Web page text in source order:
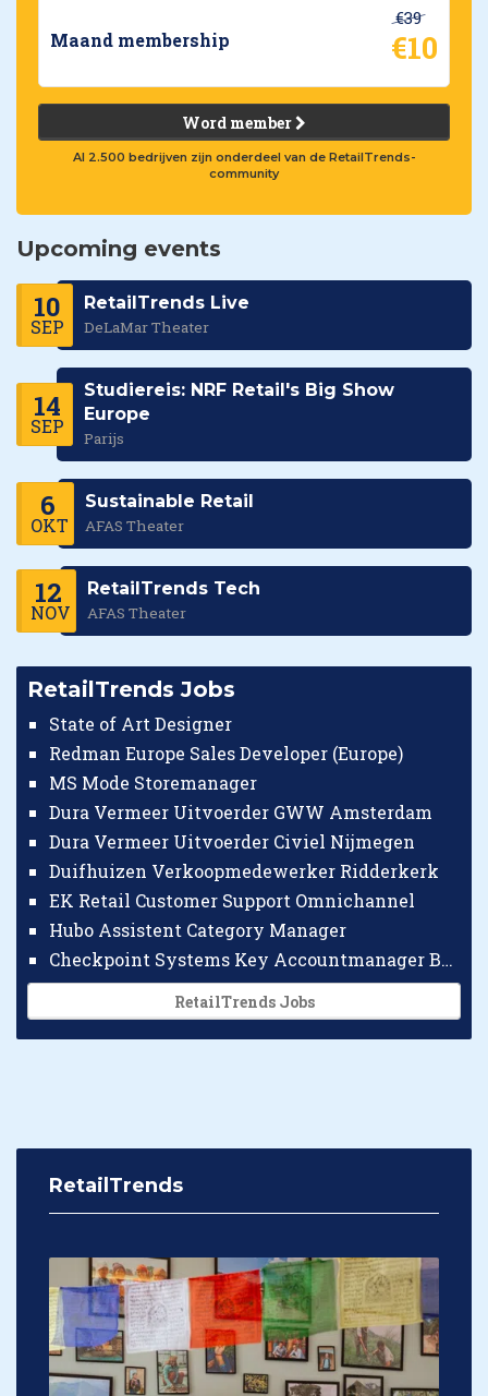
Maand membership
€39
€10
Word member
Al 2.500 bedrijven zijn onderdeel van de RetailTrends-
community
Upcoming events
10
SEP
RetailTrends Live
DeLaMar Theater
14
SEP
Studiereis: NRF Retail's Big Show
Europe
Parijs
6
OKT
Sustainable Retail
AFAS Theater
12
NOV
RetailTrends Tech
AFAS Theater
RetailTrends Jobs
State of Art Designer
Redman Europe Sales Developer (Europe)
MS Mode Storemanager
Dura Vermeer Uitvoerder GWW Amsterdam
Dura Vermeer Uitvoerder Civiel Nijmegen
Duifhuizen Verkoopmedewerker Ridderkerk
EK Retail Customer Support Omnichannel
Hubo Assistent Category Manager
Checkpoint Systems Key Accountmanager Benelux
RetailTrends Jobs
RetailTrends